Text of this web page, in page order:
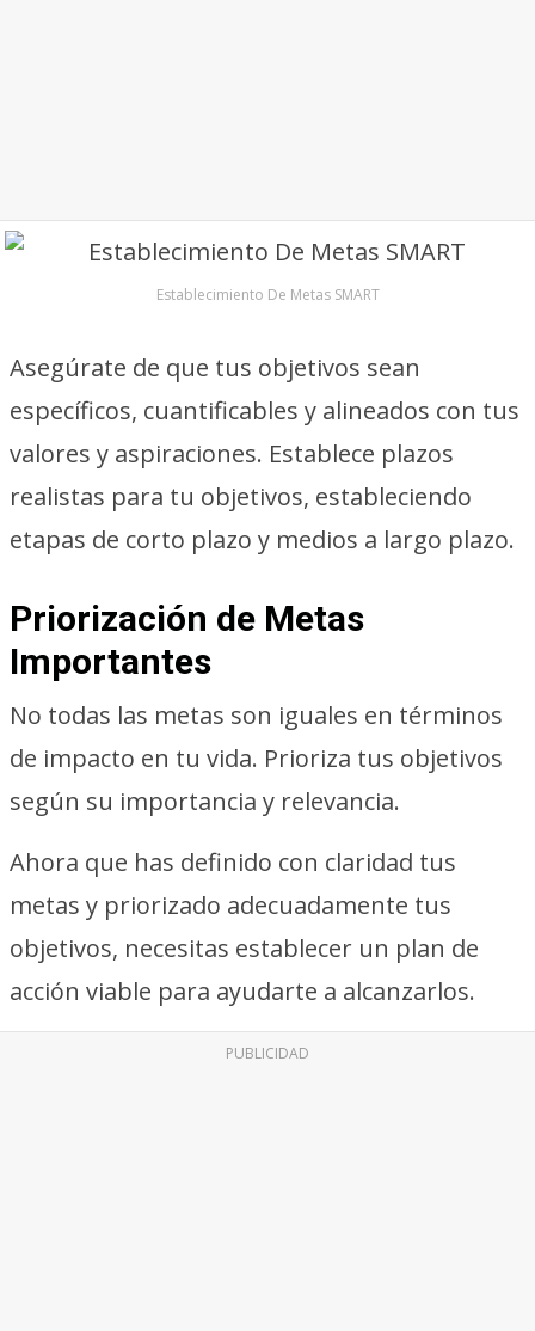
Establecimiento De Metas SMART
Asegúrate de que tus objetivos sean
específicos, cuantificables y alineados con tus
valores y aspiraciones. Establece plazos
realistas para tu objetivos, estableciendo
etapas de corto plazo y medios a largo plazo.
Priorización de Metas
Importantes
No todas las metas son iguales en términos
de impacto en tu vida. Prioriza tus objetivos
según su importancia y relevancia.
Ahora que has definido con claridad tus
metas y priorizado adecuadamente tus
objetivos, necesitas establecer un plan de
acción viable para ayudarte a alcanzarlos.
PUBLICIDAD